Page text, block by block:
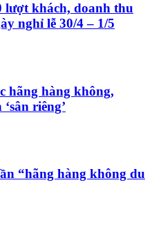
lượt khách, doanh thu
nghỉ lễ 30/4 – 1/5
hãng hàng không,
riêng’
“hãng hàng không du